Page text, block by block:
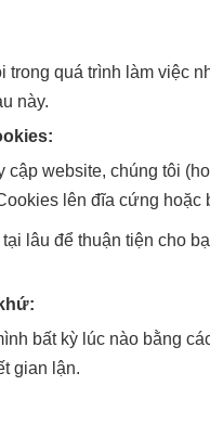
trong quá trình làm
này.
website, chúng tôi
lên đĩa cứng hoặc
lâu để thuận tiện cho
bất kỳ lúc nào bằng
gian lận.